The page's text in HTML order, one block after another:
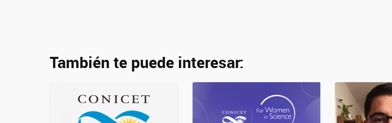
También te puede interesar: